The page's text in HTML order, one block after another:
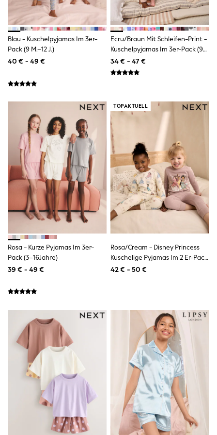
Spiderman
THE SET
All Clothing
T-Shirts
Shorts
Shirts
Kurtas
Sets & Outfits
Tops
Coats & Jackets
Jeans
Joggers
Nightwear & Pyjamas
Swimwear
Suits & Waistcoats
Dungarees
Multipacks
All Holiday Shop
Tops & T-Shirts
Sandals & Sliders
Rash Vests
Sun Safe Swimwear
Sun Hats & Caps
All Footwear
New In
Boots
Half Sizes
Shoes
Underwear
Pyjamas
Robes
Socks
All Accessories
All Occasionwear
All Partywear
Wedding
Shirts
Trousers
Shoes
Blau - Kuschelpyjamas Im 3er-
Pack (9 M.–12 J.)
40 € - 49 €
Ecru/Braun Mit Schleifen-Print -
Kuschelpyjamas Im 3er-Pack (9
M.–12 J.)
34 € - 47 €
Rosa - Kurze Pyjamas Im 3er-
Pack (3–16Jahre)
39 € - 49 €
TOPAKTUELL
Rosa/Cream - Disney Princess
Kuschelige Pyjamas Im 2 Er-Pack
(9M.–12J.)
42 € - 50 €